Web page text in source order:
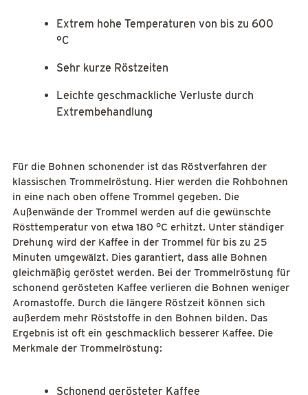
Extrem hohe Temperaturen von bis zu 600
°C
Sehr kurze Röstzeiten
Leichte geschmackliche Verluste durch
Extrembehandlung
Für die Bohnen schonender ist das Röstverfahren der
klassischen Trommelröstung. Hier werden die Rohbohnen
in eine nach oben offene Trommel gegeben. Die
Außenwände der Trommel werden auf die gewünschte
Rösttemperatur von etwa 180 °C erhitzt. Unter ständiger
Drehung wird der Kaffee in der Trommel für bis zu 25
Minuten umgewälzt. Dies garantiert, dass alle Bohnen
gleichmäßig geröstet werden. Bei der Trommelröstung für
schonend gerösteten Kaffee verlieren die Bohnen weniger
Aromastoffe. Durch die längere Röstzeit können sich
außerdem mehr Röststoffe in den Bohnen bilden. Das
Ergebnis ist oft ein geschmacklich besserer Kaffee. Die
Merkmale der Trommelröstung:
Schonend gerösteter Kaffee